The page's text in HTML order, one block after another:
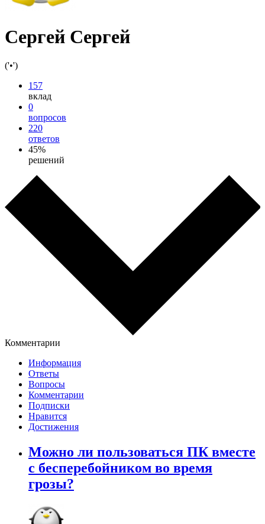
Сергей Сергей
('•')
157
вклад
0
вопросов
220
ответов
45%
решений
Комментарии
Информация
Ответы
Вопросы
Комментарии
Подписки
Нравится
Достижения
Можно ли пользоваться ПК вместе
с бесперебойником во время
грозы?